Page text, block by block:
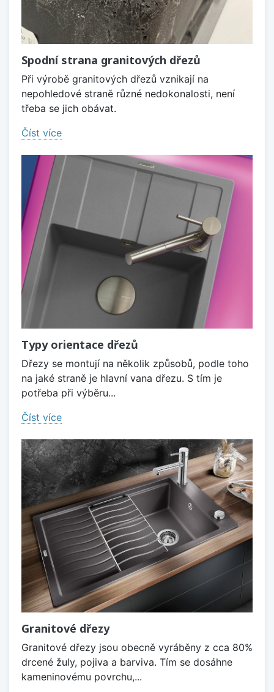
Spodní strana granitových dřezů
Při výrobě granitových dřezů vznikají na
nepohledové straně různé nedokonalosti, není
třeba se jich obávat.
Číst více
Typy orientace dřezů
Dřezy se montují na několik způsobů, podle toho
na jaké straně je hlavní vana dřezu. S tím je
potřeba při výběru...
Číst více
Granitové dřezy
Granitové dřezy jsou obecně vyráběny z cca 80%
drcené žuly, pojiva a barviva. Tím se dosáhne
kameninovému povrchu,...